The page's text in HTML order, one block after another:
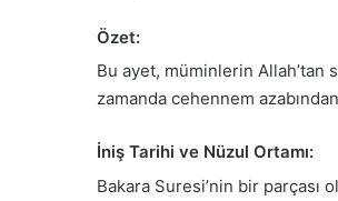
Özet:
Bu ayet, müminlerin
zamanda cehennem
İniş Tarihi ve Nüzul Ortamı:
Bakara Suresi’nin bir parçası